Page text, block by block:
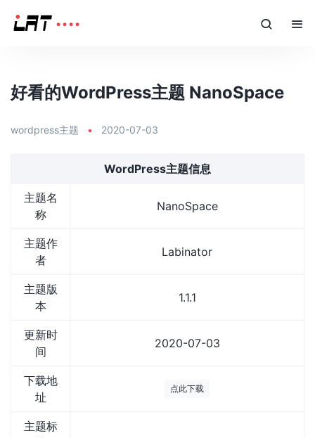
好看的WordPress主题 NanoSpace
wordpress主题 • 2020-07-03
WordPress主题信息
主题名
称
NanoSpace
主题作
者
Labinator
主题版
本
1.1.1
更新时
间
2020-07-03
下载地
址
点此下载
主题标